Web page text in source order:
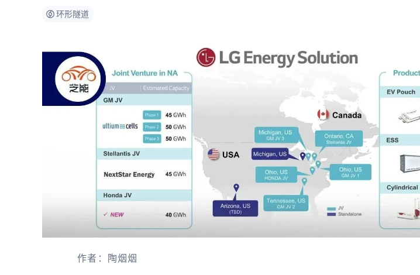
环形隧道
作者：陶烟烟